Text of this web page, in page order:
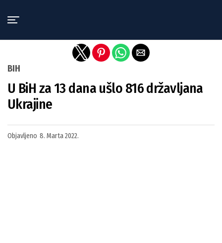
BIH
U BiH za 13 dana ušlo 816 državljana
Ukrajine
Objavljeno 8. Marta 2022.